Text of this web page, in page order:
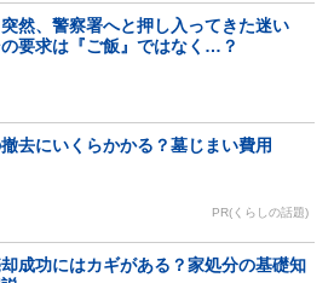
然、警察署へと押し入ってきた迷い
要求は『ご飯』ではなく…？
去にいくらかかる？墓じまい費用
PR(くらしの話題)
成功にはカギがある？家処分の基礎知